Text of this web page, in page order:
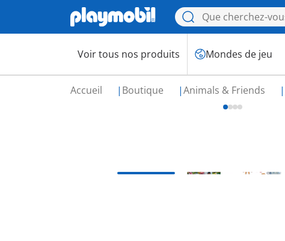
Voir tous nos produits Mondes de jeu
Accueil Boutique Animals & Friends